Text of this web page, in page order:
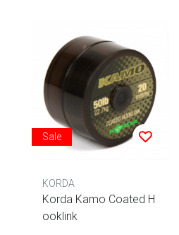
Sale
KORDA
Korda Kamo Coated H
ooklink